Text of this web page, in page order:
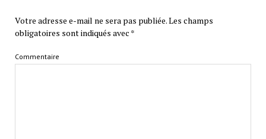
Votre adresse e-mail ne sera pas publiée.Les champs
obligatoires sont indiqués avec *
Commentaire